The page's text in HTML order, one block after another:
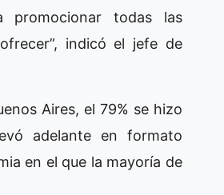
promocionar todas las
indicó el jefe de
Aires, el 79% se hizo
adelante en formato
en el que la mayoría de